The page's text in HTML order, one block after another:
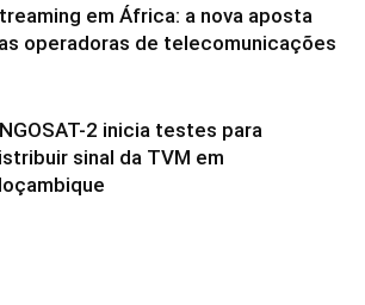
em África: a nova aposta
operadoras de telecomunicações
2 inicia testes para
sinal da TVM em